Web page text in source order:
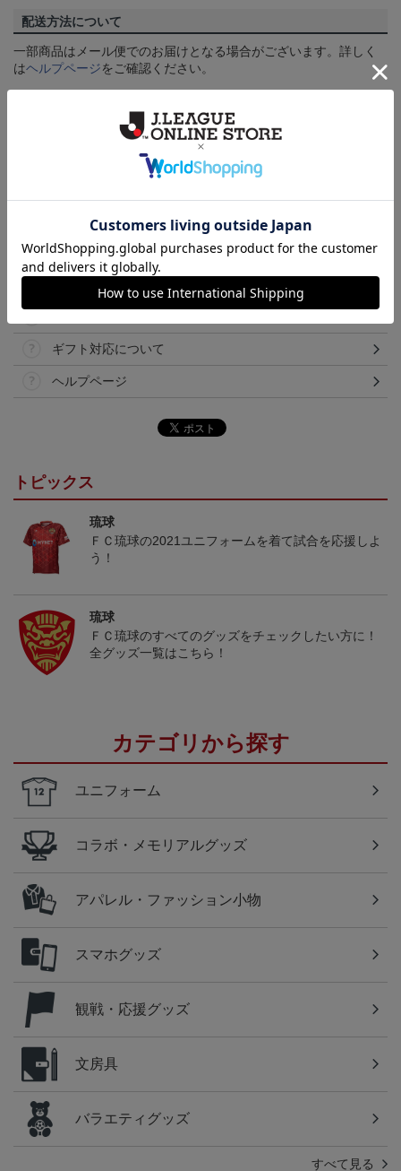
配送方法について
一部商品はメール便でのお届けとなる場合がございます。詳しく
はヘルプページをご確認ください。
【カラーについて】
商品画像は、お使いのパソコンのモニターおよびスマートフォン
のメーカー・機種・画面設定等により、実際の商品の色と異なっ
【仕様について】
取り扱い商品によっては、パッケージやデザインなどの仕様が予
告なく変更になることがございます。
ギフト対応について
ヘルプページ
トピックス
琉球
ＦＣ琉球の2021ユニフォームを着て試合を応援しよ
う！
琉球
ＦＣ琉球のすべてのグッズをチェックしたい方に！
全グッズ一覧はこちら！
カテゴリから探す
ユニフォーム
コラボ・メモリアルグッズ
アパレル・ファッション小物
スマホグッズ
観戦・応援グッズ
文房具
バラエティグッズ
すべて見る